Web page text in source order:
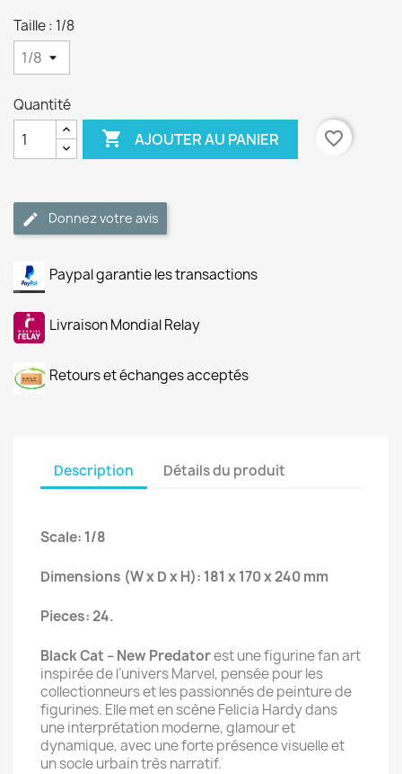
Taille : 1/8
Quantité
 AJOUTER AU PANIER favorite_border
Donnez votre avis
Paypal garantie les transactions
Livraison Mondial Relay
Retours et échanges acceptés
Description Détails du produit
Scale: 1/8
Dimensions (W x D x H): 181 x 170 x 240 mm
Pieces: 24.
Black Cat – New Predatorest une figurine fan art
inspirée de l’univers Marvel, pensée pour les
collectionneurs et les passionnés de peinture de
figurines. Elle met en scène Felicia Hardy dans
une interprétation moderne, glamour et
dynamique, avec une forte présence visuelle et
un socle urbain très narratif.